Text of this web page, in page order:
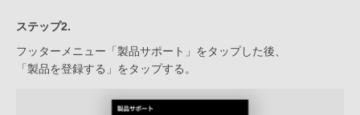
ステップ2.
フッターメニュー「製品サポート」をタップした後、
「製品を登録する」をタップする。